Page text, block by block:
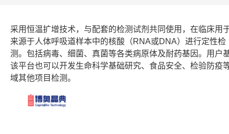
采用恒温扩增技术，与配套的检测试剂共同使用，在临床用
来源于人体呼吸道样本中的核酸（RNA或DNA）进行定性检
测。包括病毒、细菌、真菌等各类病原体及耐药基因。用户
该平台也可以开发生命科学基础研究、食品安全、检验防疫
域其他项目检测。